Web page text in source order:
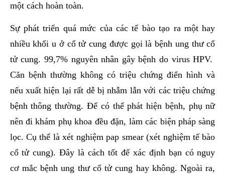
một cách hoàn toàn.
Sự phát triển quá mức của các tế bào tạo ra một hay
nhiều khối u ở cổ tử cung được gọi là bệnh ung thư cổ
tử cung. 99,7% nguyên nhân gây bệnh do virus HPV.
Căn bệnh thường không có triệu chứng điển hình và
nếu xuất hiện lại rất dễ bị nhẫm lẫn với các triệu chứng
bệnh thông thường. Để có thể phát hiện bệnh, phụ nữ
nên đi khám phụ khoa đều đặn, làm các biện pháp sàng
lọc. Cụ thể là xét nghiệm pap smear (xét nghiệm tế bào
cổ tử cung). Đây là cách tốt để xác định bạn có nguy
cơ mắc bệnh ung thư cổ tử cung hay không. Ngoài ra,